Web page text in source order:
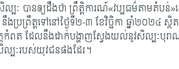
ៈ បានឲ្យដឹងថា ព្រឹត្តិការណ៍«វប្បធម៌តាមតំបន់
រព្រឹត្តទៅនៅថ្ងៃទី២-៣ ខែវិច្ឆិកា ឆ្នាំ២០២៤ ស្
កំពត ដែលនឹងដាក់បង្ហាញស្វែងយល់នូវសិល្បៈបុរាណ
ល្បៈរបស់យុវជនផងដែរ។